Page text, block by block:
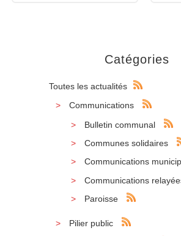
Catégories
Toutes les actualités
Communications
Bulletin communal
Communes solidaires
Communications
Communications
Paroisse
Pilier public